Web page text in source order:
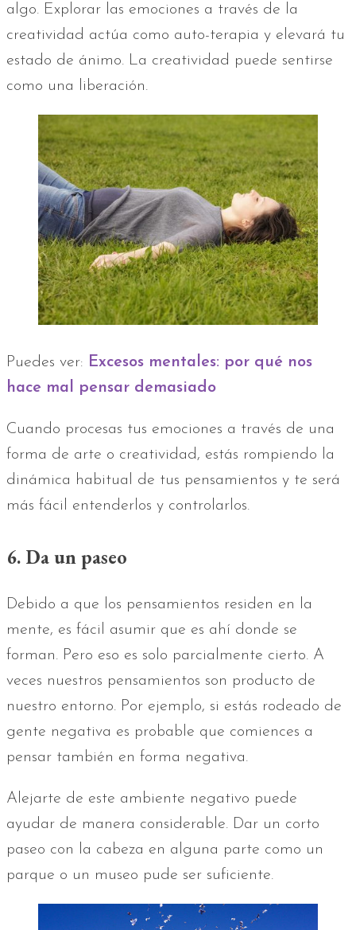
algo. Explorar las emociones a través de la
creatividad actúa como auto-terapia y elevará tu
estado de ánimo. La creatividad puede sentirse
como una liberación.
Puedes ver: Excesos mentales: por qué nos
hace mal pensar demasiado
Cuando procesas tus emociones a través de una
forma de arte o creatividad, estás rompiendo la
dinámica habitual de tus pensamientos y te será
más fácil entenderlos y controlarlos.
6. Da un paseo
Debido a que los pensamientos residen en la
mente, es fácil asumir que es ahí donde se
forman. Pero eso es solo parcialmente cierto. A
veces nuestros pensamientos son producto de
nuestro entorno. Por ejemplo, si estás rodeado de
gente negativa es probable que comiences a
pensar también en forma negativa.
Alejarte de este ambiente negativo puede
ayudar de manera considerable. Dar un corto
paseo con la cabeza en alguna parte como un
parque o un museo pude ser suficiente.